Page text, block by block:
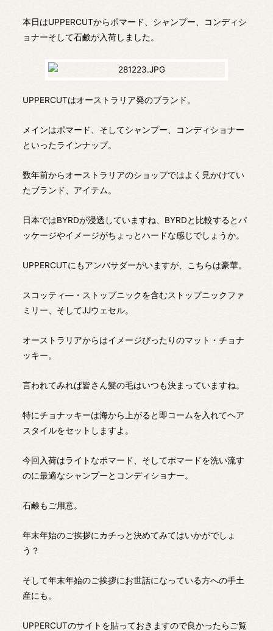
本日はUPPERCUTからポマード、シャンプー、コンディシ
ョナーそして石鹸が入荷しました。
UPPERCUTはオーストラリア発のブランド。
メインはポマード、そしてシャンプー、コンディショナー
といったラインナップ。
数年前からオーストラリアのショップではよく見かけてい
たブランド、アイテム。
日本ではBYRDが浸透していますね、BYRDと比較するとパ
ッケージやイメージがちょっとハードな感じでしょうか。
UPPERCUTにもアンバサダーがいますが、こちらは豪華。
スコッティ―・ストップニックを含むストップニックファ
ミリー、そしてJJウェセル。
オーストラリアからはイメージぴったりのマット・チョナ
ッキー。
言われてみれば皆さん髪の毛はいつも決まっていますね。
特にチョナッキーは海から上がると即コームを入れてヘア
スタイルをセットしますよ。
今回入荷はライトなポマード、そしてポマードを洗い流す
のに最適なシャンプーとコンディショナー。
石鹸もご用意。
年末年始のご挨拶にカチっと決めてみてはいかがでしょ
う？
そして年末年始のご挨拶にお世話になっている方への手土
産にも。
UPPERCUTのサイトを貼っておきますので良かったらご覧